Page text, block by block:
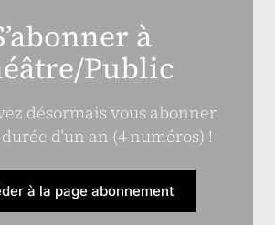
à
Public
désormais vous abonner
d’un an (4 numéros) !
à la page abonnement